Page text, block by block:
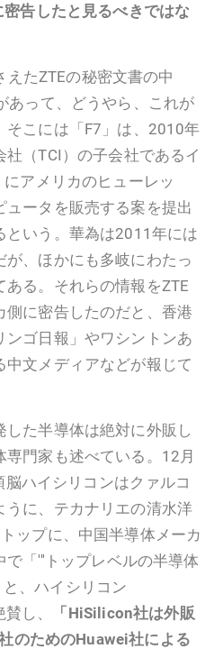
密告したと見るべきではな
たZTEの秘密文書の中
あって、どうやら、これが
そこには「F7」は、2010年
（TCI）の子会社であるイ
アメリカのヒューレッ
ュータを販売する案を提出
という。華為は2011年には
、ほかにも多岐にわたっ
る。それらの情報をZTE
に密告したのだと、香港
ゴ日報」やワシントンあ
文メディアなどが報じて
た半導体は絶対に外販し
門家も述べている。12月
ハイシリコンはクァルコ
うに、テカナリエの清水洋
ップに、中国半導体メーカ
「'''トップレベルの半導体
、ハイシリコン
し、
「HiSilicon社は外販
のためのHuawei社による